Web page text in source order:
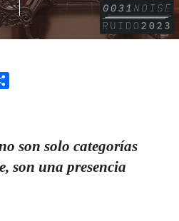
son solo categorías
son una presencia